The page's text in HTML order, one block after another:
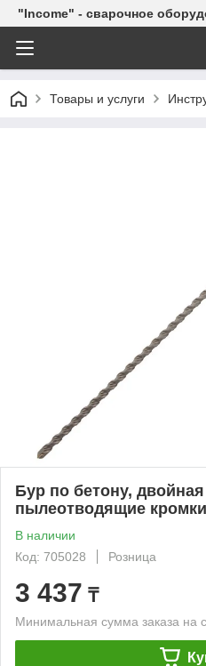
"Income" - сварочное
Товары и услуги
Бур по бетону,
пылеотводящие
В наличии
Код: 705028
Розница
3 437 ₸
Минимальная сумма заказа на